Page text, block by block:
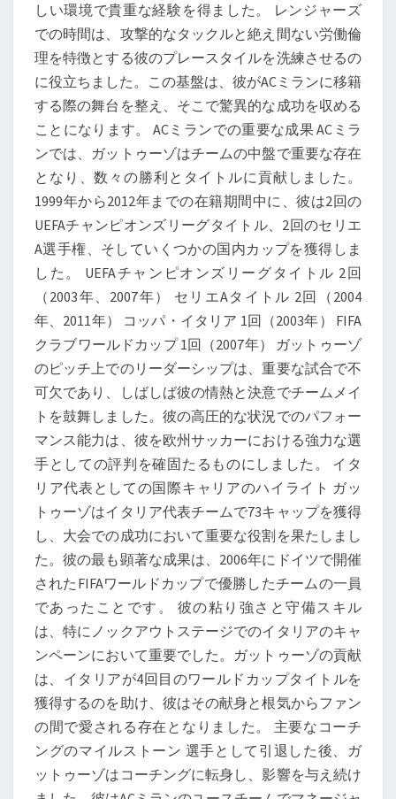
しい環境で貴重な経験を得ました。 レンジャーズ
での時間は、攻撃的なタックルと絶え間ない労働倫
理を特徴とする彼のプレースタイルを洗練させるの
に役立ちました。この基盤は、彼がACミランに移籍
する際の舞台を整え、そこで驚異的な成功を収める
ことになります。 ACミランでの重要な成果 ACミラ
ンでは、ガットゥーゾはチームの中盤で重要な存在
となり、数々の勝利とタイトルに貢献しました。
1999年から2012年までの在籍期間中に、彼は2回の
UEFAチャンピオンズリーグタイトル、2回のセリエ
A選手権、そしていくつかの国内カップを獲得しま
した。 UEFAチャンピオンズリーグタイトル 2回
（2003年、2007年） セリエAタイトル 2回（2004
年、2011年） コッパ・イタリア 1回（2003年） FIFA
クラブワールドカップ 1回（2007年） ガットゥーゾ
のピッチ上でのリーダーシップは、重要な試合で不
可欠であり、しばしば彼の情熱と決意でチームメイ
トを鼓舞しました。彼の高圧的な状況でのパフォー
マンス能力は、彼を欧州サッカーにおける強力な選
手としての評判を確固たるものにしました。 イタ
リア代表としての国際キャリアのハイライト ガッ
トゥーゾはイタリア代表チームで73キャップを獲得
し、大会での成功において重要な役割を果たしまし
た。彼の最も顕著な成果は、2006年にドイツで開催
されたFIFAワールドカップで優勝したチームの一員
であったことです。 彼の粘り強さと守備スキル
は、特にノックアウトステージでのイタリアのキャ
ンペーンにおいて重要でした。ガットゥーゾの貢献
は、イタリアが4回目のワールドカップタイトルを
獲得するのを助け、彼はその献身と根気からファン
の間で愛される存在となりました。 主要なコーチ
ングのマイルストーン 選手として引退した後、ガ
ットゥーゾはコーチングに転身し、影響を与え続け